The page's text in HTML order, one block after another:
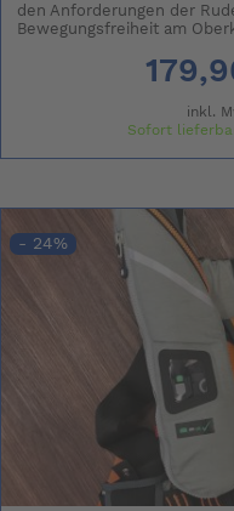
den Anforderungen der
Bewegungsfreiheit am
inkl.
Sofort
- 24%